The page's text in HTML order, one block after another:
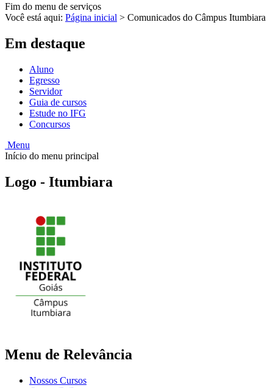
Fim do menu de serviços
Você está aqui: Página inicial > Comunicados do Câmpus Itumbiara
Em destaque
Aluno
Egresso
Servidor
Guia de cursos
Estude no IFG
Concursos
Menu
Início do menu principal
Logo - Itumbiara
Menu de Relevância
Nossos Cursos